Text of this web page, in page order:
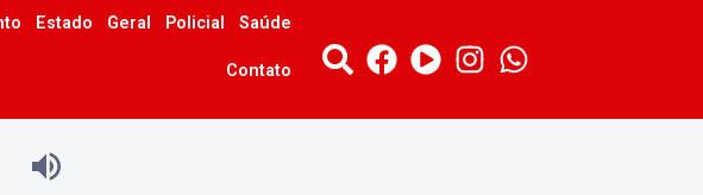
Estado Geral Policial Saúde
Contato